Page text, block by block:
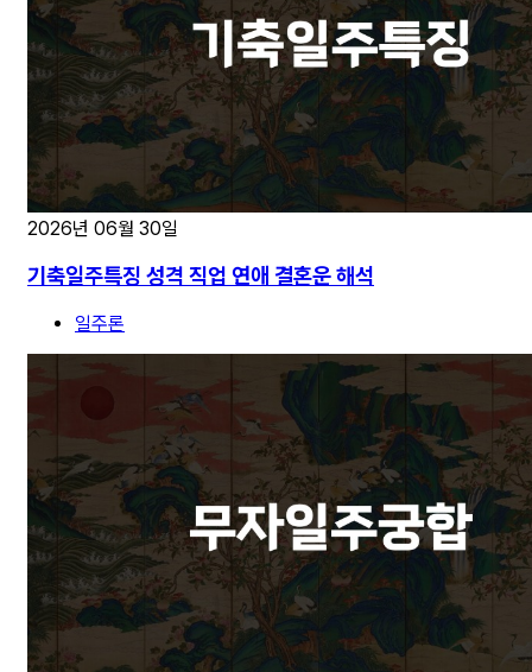
2026년 06월 30일
기축일주특징 성격 직업 연애 결혼운 해석
일주론